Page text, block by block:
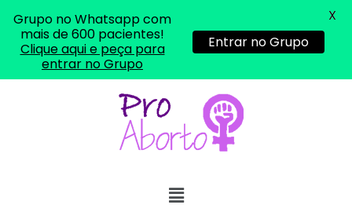
Grupo no Whatsapp com
mais de 600 pacientes!
Clique aqui e peça para
entrar no Grupo
Entrar no Grupo
X
... (1998989**** em
http://www.proaborto.com)
"só de ter dúvida já é uma
resposta" muito isso, disse tudo